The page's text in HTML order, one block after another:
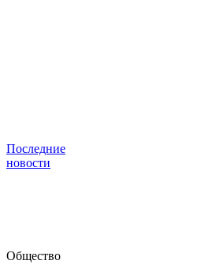
Последние
новости
Общество